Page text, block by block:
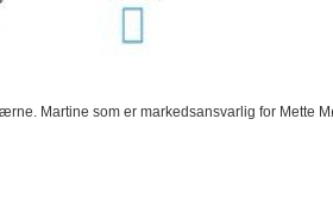
Martine som er markedsansvarlig for Mette